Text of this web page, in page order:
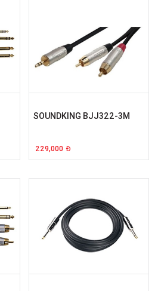
SOUNDKING BJJ322-3M
229,000 Đ